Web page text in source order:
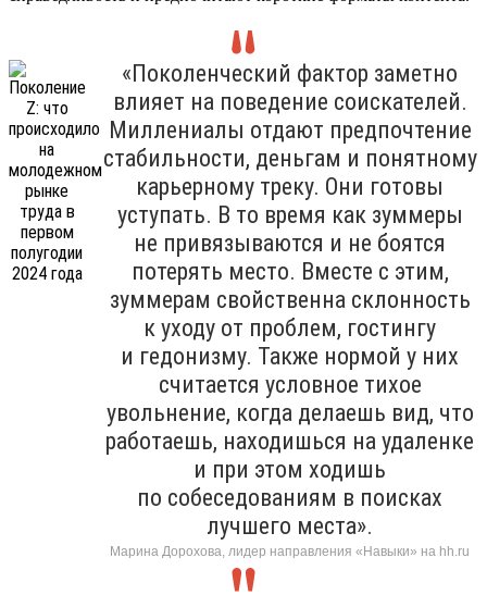
«Поколенческий фактор заметно
влияет на поведение соискателей.
Миллениалы отдают предпочтение
стабильности, деньгам и понятному
карьерному треку. Они готовы
уступать. В то время как зуммеры
не привязываются и не боятся
потерять место. Вместе с этим,
зуммерам свойственна склонность
к уходу от проблем, гостингу
и гедонизму. Также нормой у них
считается условное тихое
увольнение, когда делаешь вид, что
работаешь, находишься на удаленке
и при этом ходишь
по собеседованиям в поисках
лучшего места».
Марина Дорохова, лидер направления «Навыки» на hh.ru